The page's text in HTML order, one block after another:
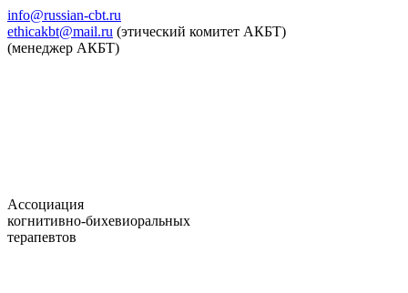
info@russian-cbt.ru
ethicakbt@mail.ru (этический комитет АКБТ)
(менеджер АКБТ)
Ассоциация
когнитивно-бихевиоральных
терапевтов